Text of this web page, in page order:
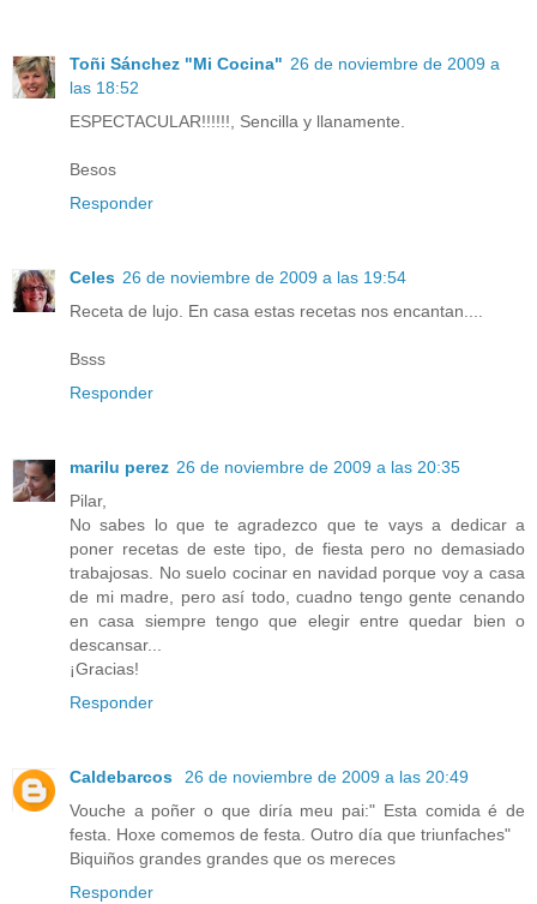
Toñi Sánchez "Mi Cocina" 26 de noviembre de 2009 a
las 18:52
ESPECTACULAR!!!!!!, Sencilla y llanamente.
Besos
Responder
Celes 26 de noviembre de 2009 a las 19:54
Receta de lujo. En casa estas recetas nos encantan....
Bsss
Responder
marilu perez 26 de noviembre de 2009 a las 20:35
Pilar,
No sabes lo que te agradezco que te vays a dedicar a
poner recetas de este tipo, de fiesta pero no demasiado
trabajosas. No suelo cocinar en navidad porque voy a casa
de mi madre, pero así todo, cuadno tengo gente cenando
en casa siempre tengo que elegir entre quedar bien o
descansar...
¡Gracias!
Responder
Caldebarcos
26 de noviembre de 2009 a las 20:49
Vouche a poñer o que diría meu pai:" Esta comida é de
festa. Hoxe comemos de festa. Outro día que triunfaches"
Biquiños grandes grandes que os mereces
Responder